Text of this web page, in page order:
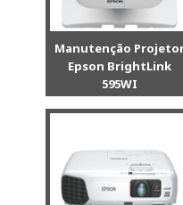
Manutenção
Epson BrightLink
595WI